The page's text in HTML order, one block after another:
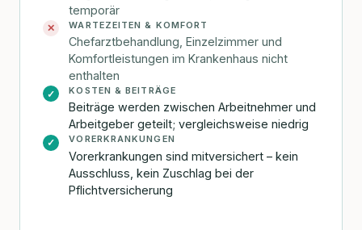
temporär
✕ WARTEZEITEN & KOMFORT
Chefarztbehandlung, Einzelzimmer und
Komfortleistungen im Krankenhaus nicht
enthalten
✓ KOSTEN & BEITRÄGE
Beiträge werden zwischen Arbeitnehmer und
Arbeitgeber geteilt; vergleichsweise niedrig
✓ VORERKRANKUNGEN
Vorerkrankungen sind mitversichert – kein
Ausschluss, kein Zuschlag bei der
Pflichtversicherung